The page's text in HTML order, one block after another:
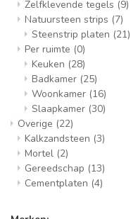
Zelfklevende tegels (9)
Natuursteen strips (7)
Steenstrip platen (21)
Per ruimte (0)
Keuken (28)
Badkamer (25)
Woonkamer (16)
Slaapkamer (30)
Overige (22)
Kalkzandsteen (3)
Mortel (2)
Gereedschap (13)
Cementplaten (4)